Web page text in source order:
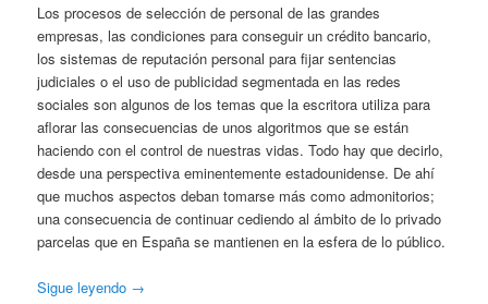
Los procesos de selección de personal de las grandes
empresas, las condiciones para conseguir un crédito bancario,
los sistemas de reputación personal para fijar sentencias
judiciales o el uso de publicidad segmentada en las redes
sociales son algunos de los temas que la escritora utiliza para
aflorar las consecuencias de unos algoritmos que se están
haciendo con el control de nuestras vidas. Todo hay que decirlo,
desde una perspectiva eminentemente estadounidense. De ahí
que muchos aspectos deban tomarse más como admonitorios;
una consecuencia de continuar cediendo al ámbito de lo privado
parcelas que en España se mantienen en la esfera de lo público.
Sigue leyendo →